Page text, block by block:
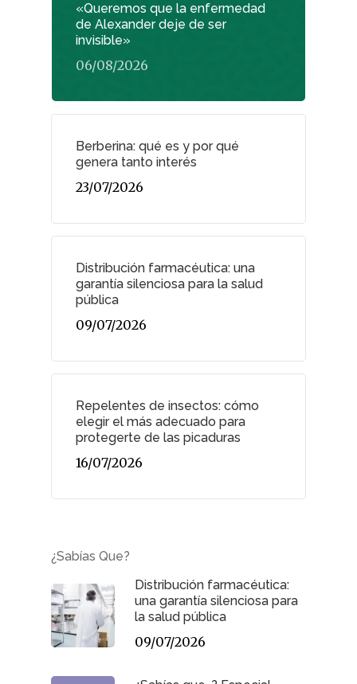
«Queremos que la enfermedad
de Alexander deje de ser
invisible»
06/08/2026
Berberina: qué es y por qué
genera tanto interés
23/07/2026
Distribución farmacéutica: una
garantía silenciosa para la salud
pública
09/07/2026
Repelentes de insectos: cómo
elegir el más adecuado para
protegerte de las picaduras
16/07/2026
¿Sabías Que?
Distribución farmacéutica:
una garantía silenciosa para
la salud pública
09/07/2026